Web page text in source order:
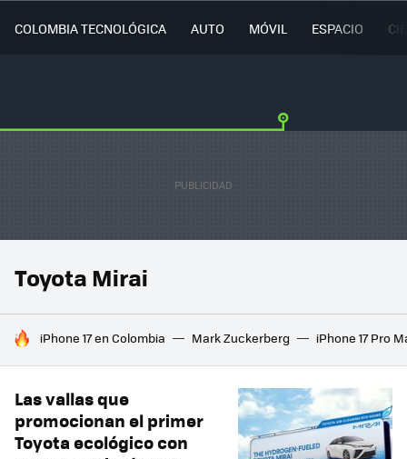
COLOMBIA TECNOLÓGICA AUTO MÓVIL ESPACIO
Toyota Mirai
HOY SE HABLA DE
iPhone 17 en Colombia Mark Zuckerberg iPhone 17 Pro
Las vallas que
promocionan el primer
Toyota ecológico con